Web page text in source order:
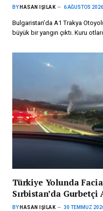
BY HASAN IŞILAK 6 AĞUSTOS 2026
Bulgaristan’da A1 Trakya
büyük bir yangın çıktı. Kuru
Türkiye Yolunda
Sırbistan’da
BY HASAN IŞILAK 30 TEMMUZ